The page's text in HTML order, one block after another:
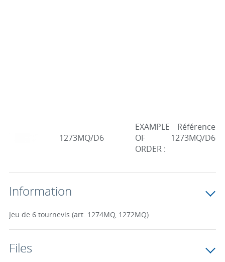
1273MQ/D6
EXAMPLE
OF
ORDER :
Référence
1273MQ/D6
Information
Jeu de 6 tournevis (art. 1274MQ, 1272MQ)
Files